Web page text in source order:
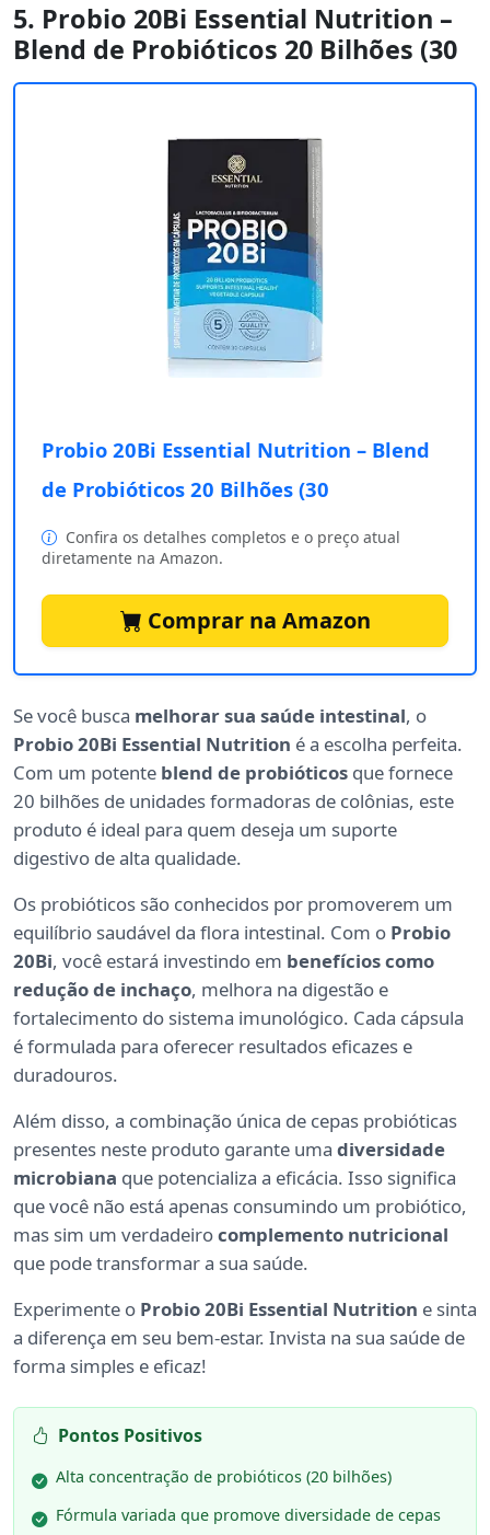
5. Probio 20Bi Essential Nutrition –
Blend de Probióticos 20 Bilhões (30
Probio 20Bi Essential Nutrition – Blend
de Probióticos 20 Bilhões (30
Confira os detalhes completos e o preço atual
diretamente na Amazon.
Comprar na Amazon
Se você busca melhorar sua saúde intestinal, o
Probio 20Bi Essential Nutrition é a escolha perfeita.
Com um potente blend de probióticos que fornece
20 bilhões de unidades formadoras de colônias, este
produto é ideal para quem deseja um suporte
digestivo de alta qualidade.
Os probióticos são conhecidos por promoverem um
equilíbrio saudável da flora intestinal. Com o Probio
20Bi, você estará investindo em benefícios como
redução de inchaço, melhora na digestão e
fortalecimento do sistema imunológico. Cada cápsula
é formulada para oferecer resultados eficazes e
duradouros.
Além disso, a combinação única de cepas probióticas
presentes neste produto garante uma diversidade
microbiana que potencializa a eficácia. Isso significa
que você não está apenas consumindo um probiótico,
mas sim um verdadeirocomplemento nutricional
que pode transformar a sua saúde.
Experimente o Probio 20Bi Essential Nutrition e sinta
a diferença em seu bem-estar. Invista na sua saúde de
forma simples e eficaz!
Pontos Positivos
Alta concentração de probióticos (20 bilhões)
Fórmula variada que promove diversidade de cepas